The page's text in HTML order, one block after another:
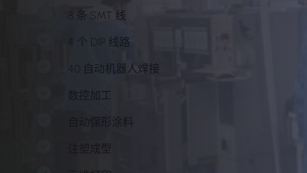
8 条 SMT 线
4 个 DIP 线路
40 自动机器人焊接
数控加工
自动保形涂料
注塑成型